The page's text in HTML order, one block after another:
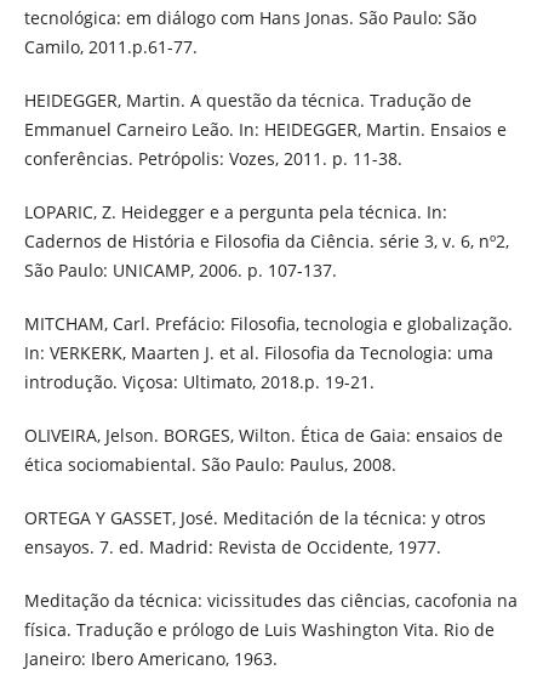
tecnológica: em diálogo com Hans Jonas. São Paulo: São
Camilo, 2011.p.61-77.
HEIDEGGER, Martin. A questão da técnica. Tradução de
Emmanuel Carneiro Leão. In: HEIDEGGER, Martin. Ensaios e
conferências. Petrópolis: Vozes, 2011. p. 11-38.
LOPARIC, Z. Heidegger e a pergunta pela técnica. In:
Cadernos de História e Filosofia da Ciência. série 3, v. 6, nº2,
São Paulo: UNICAMP, 2006. p. 107-137.
MITCHAM, Carl. Prefácio: Filosofia, tecnologia e globalização.
In: VERKERK, Maarten J. et al. Filosofia da Tecnologia: uma
introdução. Viçosa: Ultimato, 2018.p. 19-21.
OLIVEIRA, Jelson. BORGES, Wilton. Ética de Gaia: ensaios de
ética sociomabiental. São Paulo: Paulus, 2008.
ORTEGA Y GASSET, José. Meditación de la técnica: y otros
ensayos. 7. ed. Madrid: Revista de Occidente, 1977.
Meditação da técnica: vicissitudes das ciências, cacofonia na
física. Tradução e prólogo de Luis Washington Vita. Rio de
Janeiro: Ibero Americano, 1963.